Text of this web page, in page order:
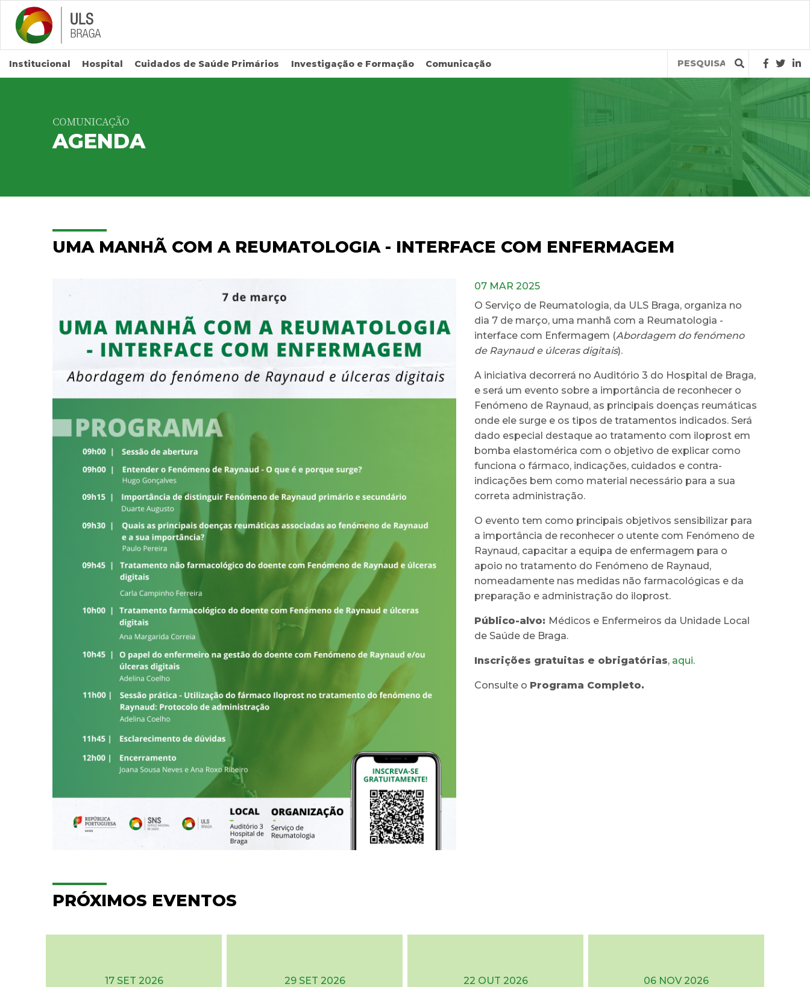
Saltar para conteúdo principal
Institucional Hospital Cuidados de Saúde Primários Investigação e Formação Comunicação
Query
COMUNICAÇÃO
AGENDA
UMA MANHÃ COM A REUMATOLOGIA - INTERFACE COM ENFERMAGEM
07 MAR 2025
O Serviço de Reumatologia, da ULS Braga, organiza no
dia 7 de março, uma manhã com a Reumatologia -
interface com Enfermagem (Abordagem do fenómeno
de Raynaud e úlceras digitais).
A iniciativa decorrerá no Auditório 3 do Hospital de Braga,
e será um evento sobre a importância de reconhecer o
Fenómeno de Raynaud, as principais doenças reumáticas
onde ele surge e os tipos de tratamentos indicados. Será
dado especial destaque ao tratamento com iloprost em
bomba elastomérica com o objetivo de explicar como
funciona o fármaco, indicações, cuidados e contra-
indicações bem como material necessário para a sua
correta administração.
O evento tem como principais objetivos sensibilizar para
a importância de reconhecer o utente com Fenómeno de
Raynaud, capacitar a equipa de enfermagem para o
apoio no tratamento do Fenómeno de Raynaud,
nomeadamente nas medidas não farmacológicas e da
preparação e administração do iloprost.
Público-alvo: Médicos e Enfermeiros da Unidade Local
de Saúde de Braga.
Inscrições gratuitas e obrigatórias, aqui.
Consulte o Programa Completo.
PRÓXIMOS EVENTOS
17 SET 2026
29 SET 2026
22 OUT 2026
06 NOV 2026